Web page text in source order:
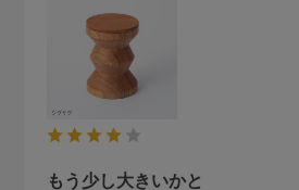
もう少し大きいかと